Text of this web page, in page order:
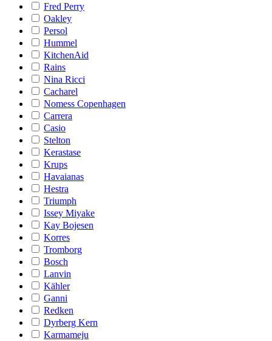
Fred Perry
Oakley
Persol
Hummel
KitchenAid
Rains
Nina Ricci
Cacharel
Nomess Copenhagen
Carrera
Casio
Stelton
Kerastase
Krups
Havaianas
Hestra
Triumph
Issey Miyake
Kay Bojesen
Korres
Tromborg
Bosch
Lanvin
Kähler
Ganni
Redken
Dyrberg Kern
Karmameju